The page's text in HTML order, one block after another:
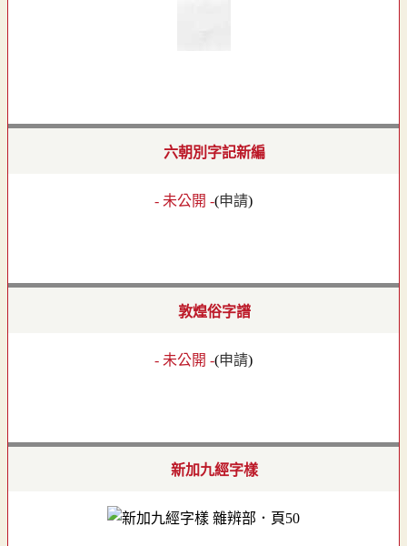
六朝別字記新編
- 未公開 -(申請)
敦煌俗字譜
- 未公開 -(申請)
新加九經字樣